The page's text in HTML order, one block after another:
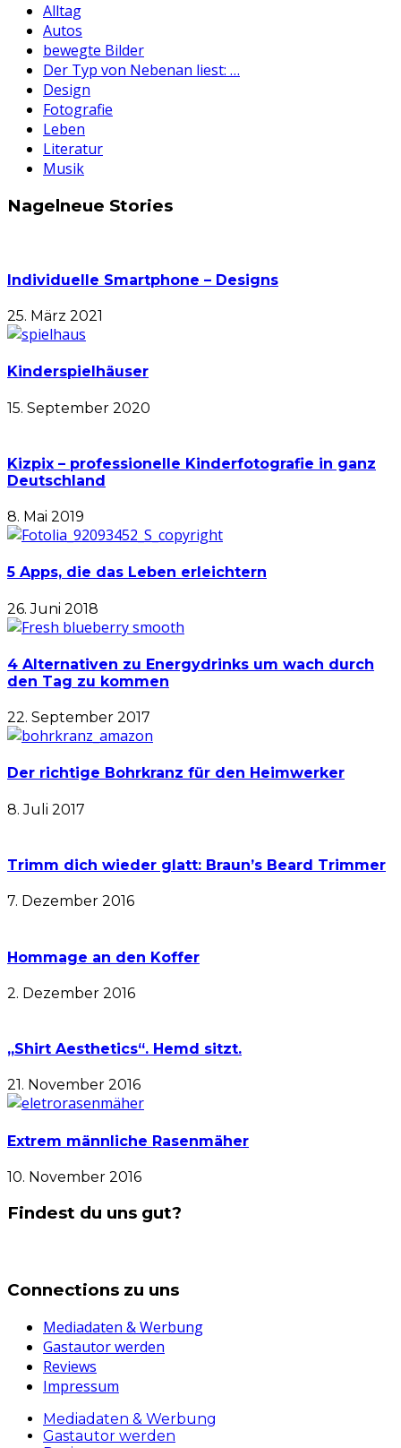
Alltag
Autos
bewegte Bilder
Der Typ von Nebenan liest: …
Design
Fotografie
Leben
Literatur
Musik
Nagelneue Stories
Individuelle Smartphone – Designs
25. März 2021
Kinderspielhäuser
15. September 2020
Kizpix – professionelle Kinderfotografie in ganz
Deutschland
8. Mai 2019
5 Apps, die das Leben erleichtern
26. Juni 2018
4 Alternativen zu Energydrinks um wach durch
den Tag zu kommen
22. September 2017
Der richtige Bohrkranz für den Heimwerker
8. Juli 2017
Trimm dich wieder glatt: Braun’s Beard Trimmer
7. Dezember 2016
Hommage an den Koffer
2. Dezember 2016
„Shirt Aesthetics“. Hemd sitzt.
21. November 2016
Extrem männliche Rasenmäher
10. November 2016
Findest du uns gut?
Connections zu uns
Mediadaten & Werbung
Gastautor werden
Reviews
Impressum
Mediadaten & Werbung
Gastautor werden